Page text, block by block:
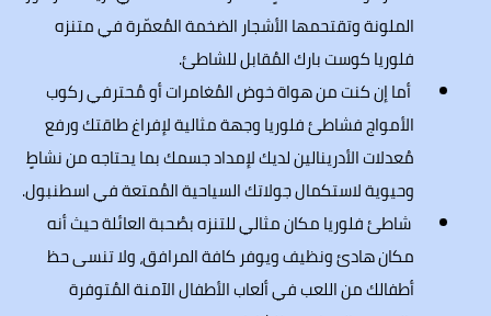
الملونة وتقتحمها الأشجار الضخمة المُعمّرة في متنزه
فلوريا كوست بارك المُقابل للشاطئ.
أما إن كنت من هواة خوض المُغامرات أو مُحترفي ركوب
الأمواج فشاطئ فلوريا وجهة مثالية لإفراغ طاقتك ورفع
مُعدلات الأدرينالين لديك لإمداد جسمك بما يحتاجه من نشاطٍ
وحيوية لاستكمال جولاتك السياحية المُمتعة في اسطنبول.
شاطئ فلوريا مكان مثالي للتنزه بصُحبة العائلة حيث أنه
مكان هادئ ونظيف ويوفر كافة المرافق، ولا تنسى حظ
أطفالك من اللعب في ألعاب الأطفال الآمنة المُتوفرة